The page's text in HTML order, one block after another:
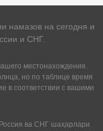
намазов на сегодня и
и СНГ.
местонахождения.
но по таблице время
в соответствии с вашими
ва СНГ шаҳарлари